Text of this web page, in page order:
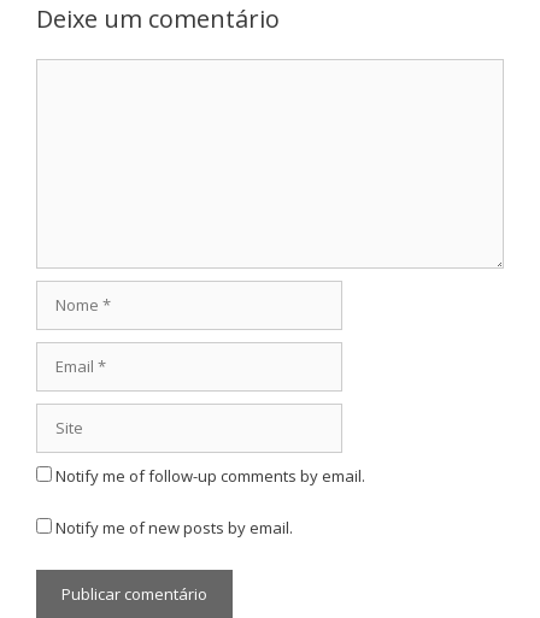
Deixe um comentário
Notify me of follow-up comments by email.
Notify me of new posts by email.